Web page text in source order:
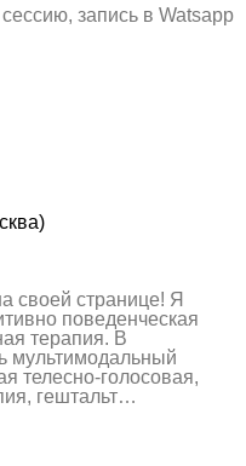
запись в Watsapp
своей странице! Я
поведенческая
терапия. В
мультимодальный
телесно-голосовая,
гештальт…